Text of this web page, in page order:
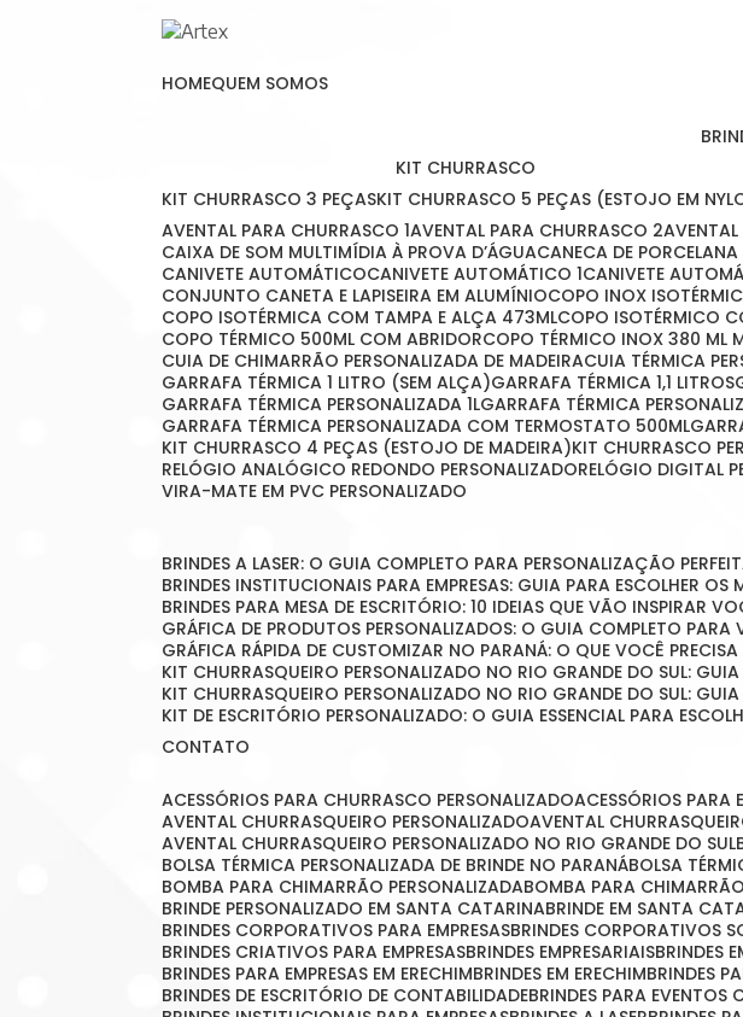
HOME
QUEM SOMOS
KIT CHURRASCO
KIT CHURRASCO 3 PEÇAS KIT CHURRASCO 5 PEÇAS (ESTOJO EM
AVENTAL PARA CHURRASCO 1 AVENTAL PARA CHURRASCO 2
CAIXA DE SOM MULTIMÍDIA À PROVA D’ÁGUA CANECA DE
CANIVETE AUTOMÁTICO
CANIVETE AUTOMÁTICO 1 CANIVETE
CONJUNTO CANETA E LAPISEIRA EM ALUMÍNIO
COPO INOX
COPO ISOTÉRMICA COM TAMPA E ALÇA 473ML COPO ISOTÉRMICO
COPO TÉRMICO 500ML COM ABRIDOR
COPO TÉRMICO INOX 380 ML
CUIA DE CHIMARRÃO PERSONALIZADA DE MADEIRA CUIA TÉRMICA
GARRAFA TÉRMICA 1 LITRO (SEM ALÇA)
GARRAFA TÉRMICA 1,1 LITROS
GARRAFA TÉRMICA PERSONALIZADA 1L
GARRAFA TÉRMICA
GARRAFA TÉRMICA PERSONALIZADA COM TERMOSTATO 500ML
KIT CHURRASCO 4 PEÇAS (ESTOJO DE MADEIRA) KIT CHURRASCO
RELÓGIO ANALÓGICO REDONDO PERSONALIZADO RELÓGIO DIGITAL
VIRA-MATE EM PVC PERSONALIZADO
BRINDES A LASER: O GUIA COMPLETO PARA PERSONALIZAÇÃO
BRINDES INSTITUCIONAIS PARA EMPRESAS: GUIA PARA ESCOLHER OS
BRINDES PARA MESA DE ESCRITÓRIO: 10 IDEIAS QUE VÃO INSPIRAR
GRÁFICA DE PRODUTOS PERSONALIZADOS: O GUIA COMPLETO PARA
GRÁFICA RÁPIDA DE CUSTOMIZAR NO PARANÁ: O QUE VOCÊ PRECISA
KIT CHURRASQUEIRO PERSONALIZADO NO RIO GRANDE DO SUL:
KIT CHURRASQUEIRO PERSONALIZADO NO RIO GRANDE DO SUL:
KIT DE ESCRITÓRIO PERSONALIZADO: O GUIA ESSENCIAL PARA
CONTATO
ACESSÓRIOS PARA CHURRASCO PERSONALIZADO ACESSÓRIOS
AVENTAL CHURRASQUEIRO PERSONALIZADO AVENTAL
AVENTAL CHURRASQUEIRO PERSONALIZADO NO RIO GRANDE DO SUL
BOLSA TÉRMICA PERSONALIZADA DE BRINDE NO PARANÁ BOLSA
BOMBA PARA CHIMARRÃO PERSONALIZADA BOMBA PARA
BRINDE PERSONALIZADO EM SANTA CATARINA BRINDE EM SANTA
BRINDES CORPORATIVOS PARA EMPRESAS BRINDES CORPORATIVOS
BRINDES CRIATIVOS PARA EMPRESAS BRINDES EMPRESARIAIS BRINDES
BRINDES PARA EMPRESAS EM ERECHIM BRINDES EM ERECHIM BRINDES
BRINDES DE ESCRITÓRIO DE CONTABILIDADE BRINDES PARA